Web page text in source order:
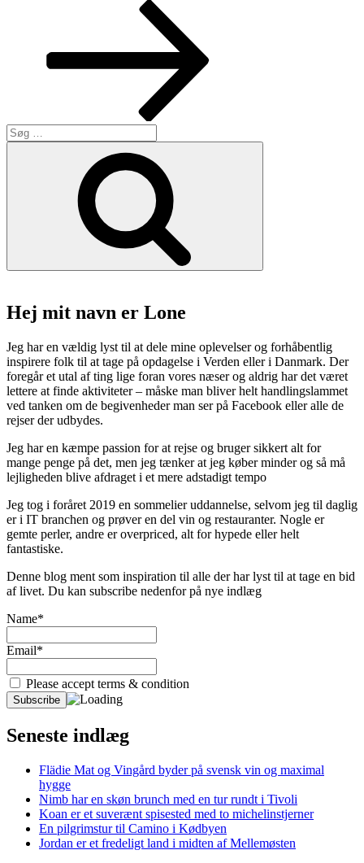
Søg
efter:
Hej mit navn er Lone
Jeg har en vældig lyst til at dele mine oplevelser og forhåbentlig
inspirere folk til at tage på opdagelse i Verden eller i Danmark. Der
foregår et utal af ting lige foran vores næser og aldrig har det været
lettere at finde aktiviteter – måske man bliver helt handlingslammet
ved tanken om de begivenheder man ser på Facebook eller alle de
rejser der udbydes.
Jeg har en kæmpe passion for at rejse og bruger sikkert alt for
mange penge på det, men jeg tænker at jeg køber minder og så må
lejligheden blive afdraget i et mere adstadigt tempo
Jeg tog i foråret 2019 en sommelier uddannelse, selvom jeg til daglig
er i IT branchen og prøver en del vin og restauranter. Nogle er
gemte perler, andre er overpriced, alt for hypede eller helt
fantastiske.
Denne blog ment som inspiration til alle der har lyst til at tage en bid
af livet. Du kan subscribe nedenfor på nye indlæg
Name*
Email*
Please accept terms & condition
Seneste indlæg
Flädie Mat og Vingård byder på svensk vin og maximal
hygge
Nimb har en skøn brunch med en tur rundt i Tivoli
Koan er et suverænt spisested med to michelinstjerner
En pilgrimstur til Camino i Kødbyen
Jordan er et fredeligt land i midten af Mellemøsten